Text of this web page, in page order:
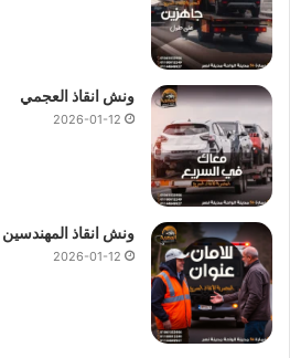
ونش انقاذ العجمي
2026-01-12
ونش انقاذ المهندسين
2026-01-12